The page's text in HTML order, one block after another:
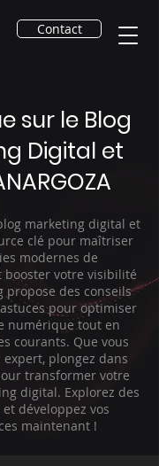
Contact
sur le Blog
Digital et
marketing digital et
clé pour maîtriser
modernes de
booster votre visibilité
propose des conseils
pour optimiser
numérique tout en
courants. Que vous
expert, plongez dans
transformer votre
digital. Explorez des
développez vos
maintenant !